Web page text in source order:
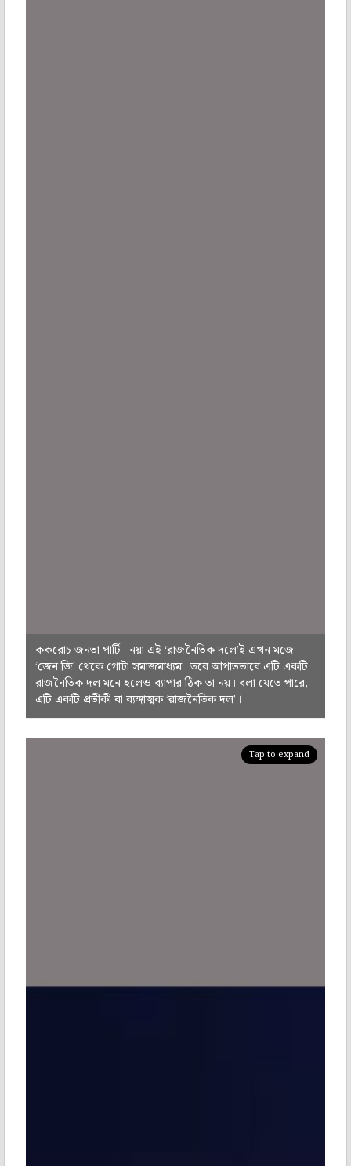
ককরোচ জনতা পার্টি। নয়া এই ‘রাজনৈতিক দলে’ই এখন মজে
‘জেন জি’ থেকে গোটা সমাজমাধ্যম। তবে আপাতভাবে এটি একটি
রাজনৈতিক দল মনে হলেও ব্যাপার ঠিক তা নয়। বলা যেতে পারে,
এটি একটি প্রতীকী বা ব্যঙ্গাত্মক ‘রাজনৈতিক দল’।
Tap to expand